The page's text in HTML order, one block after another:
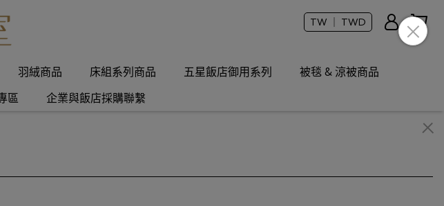
TW ｜ TWD
羽絨商品 床組系列商品 五星飯店御用系列
被毯 & 涼被商品
區 企業與飯店採購聯繫